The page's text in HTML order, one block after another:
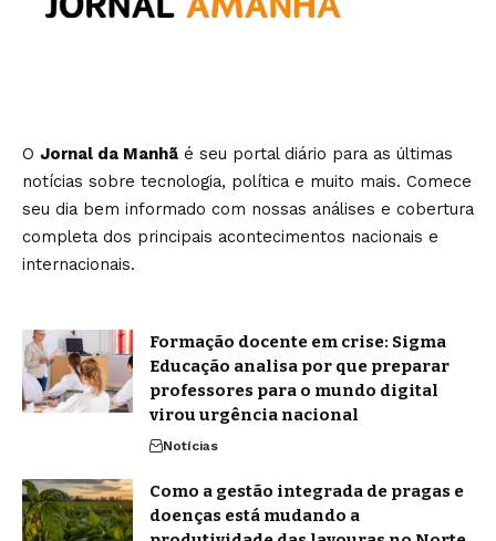
O Jornal da Manhã é seu portal diário para as últimas
notícias sobre tecnologia, política e muito mais. Comece
seu dia bem informado com nossas análises e cobertura
completa dos principais acontecimentos nacionais e
internacionais.
Formação docente em crise: Sigma
Educação analisa por que preparar
professores para o mundo digital
virou urgência nacional
Notícias
Como a gestão integrada de pragas e
doenças está mudando a